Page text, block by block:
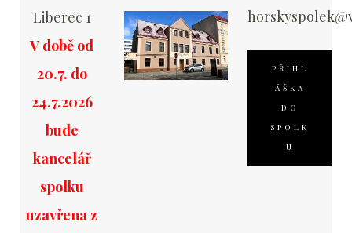
Liberec 1
V době od
20.7. do
24.7.2026
bude
kancelář
spolku
uzavřena z
PŘIHL
ÁŠKA
DO
SPOLK
U